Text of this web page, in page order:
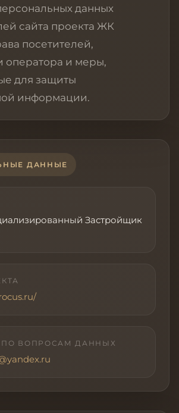
данных
сайта проекта ЖК
посетителей,
оператора и меры,
для защиты
информации.
ДАННЫЕ
Застройщик
ПО ВОПРОСАМ ДАННЫХ